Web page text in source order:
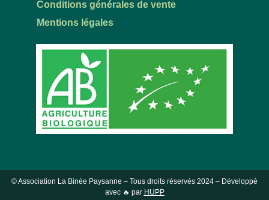
Conditions générales de vente
Mentions légales
© Association La Binée Paysanne – Tous droits réservés 2024 – Développé
avec 🔥 par HUPP